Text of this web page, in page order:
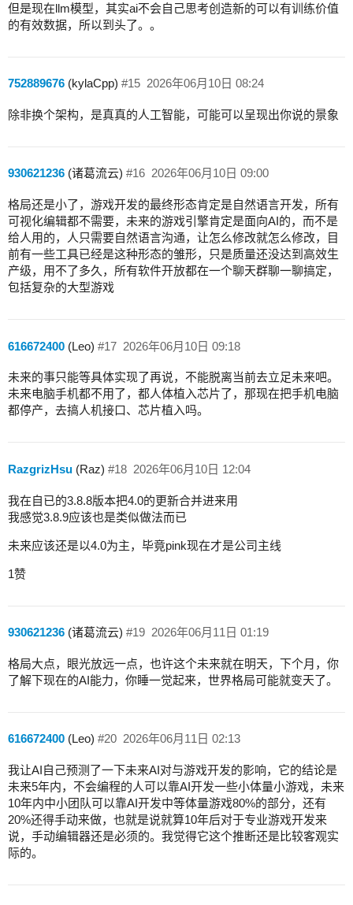
但是现在llm模型，其实ai不会自己思考创造新的可以有训练价值
的有效数据，所以到头了。。
752889676 (kylaCpp) 2026年06月10日 08:24
#15
除非换个架构，是真真的人工智能，可能可以呈现出你说的景象
930621236 (诸葛流云) 2026年06月10日 09:00
#16
格局还是小了，游戏开发的最终形态肯定是自然语言开发，所有
可视化编辑都不需要，未来的游戏引擎肯定是面向AI的，而不是
给人用的，人只需要自然语言沟通，让怎么修改就怎么修改，目
前有一些工具已经是这种形态的雏形，只是质量还没达到高效生
产级，用不了多久，所有软件开放都在一个聊天群聊一聊搞定，
包括复杂的大型游戏
616672400 (Leo) 2026年06月10日 09:18
#17
未来的事只能等具体实现了再说，不能脱离当前去立足未来吧。
未来电脑手机都不用了，都人体植入芯片了，那现在把手机电脑
都停产，去搞人机接口、芯片植入吗。
RazgrizHsu (Raz) 2026年06月10日 12:04
#18
我在自已的3.8.8版本把4.0的更新合并进来用
我感觉3.8.9应该也是类似做法而已
未来应该还是以4.0为主，毕竟pink现在才是公司主线
1赞
930621236 (诸葛流云) 2026年06月11日 01:19
#19
格局大点，眼光放远一点，也许这个未来就在明天，下个月，你
了解下现在的AI能力，你睡一觉起来，世界格局可能就变天了。
616672400 (Leo) 2026年06月11日 02:13
#20
我让AI自己预测了一下未来AI对与游戏开发的影响，它的结论是
未来5年内，不会编程的人可以靠AI开发一些小体量小游戏，未来
10年内中小团队可以靠AI开发中等体量游戏80%的部分，还有
20%还得手动来做，也就是说就算10年后对于专业游戏开发来
说，手动编辑器还是必须的。我觉得它这个推断还是比较客观实
际的。